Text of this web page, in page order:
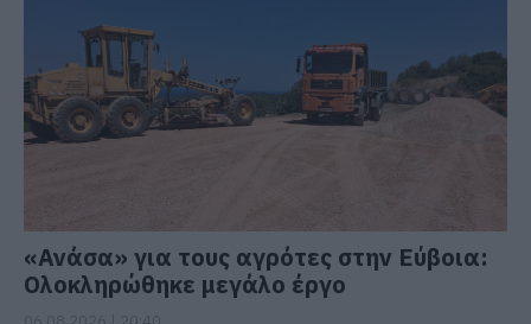
«Ανάσα» για τους αγρότες στην Εύβοια:
Ολοκληρώθηκε μεγάλο έργο